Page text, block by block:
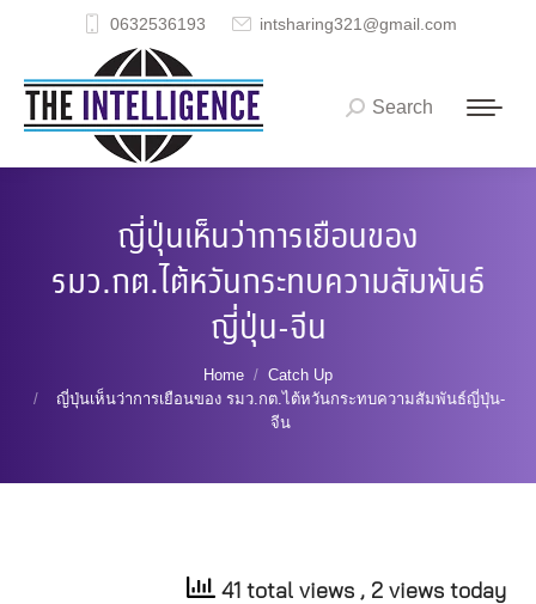
0632536193 intsharing321@gmail.com
Search:
Search
ญี่ปุ่นเห็นว่าการเยือนของ
รมว.กต.ไต้หวันกระทบความสัมพันธ์
ญี่ปุ่น-จีน
Home
Catch Up
ญี่ปุ่นเห็นว่าการเยือนของ รมว.กต.ไต้หวันกระทบความสัมพันธ์ญี่ปุ่น-
จีน
41 total views , 2 views today